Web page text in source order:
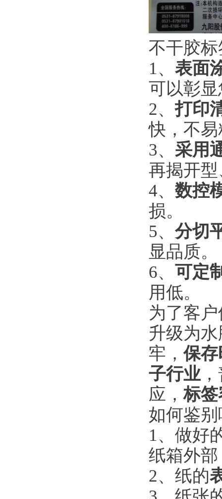
不干胶
1、 表面
可以彰
2、打印
快，不
3、 采用
再揭开
4、 数控
损。
5、 分切
显品质。
6、 可定
用低。
为了客
升级为
牢，保
子行业
应，标
如何鉴
1、做好
纸箱外部
2、纸的